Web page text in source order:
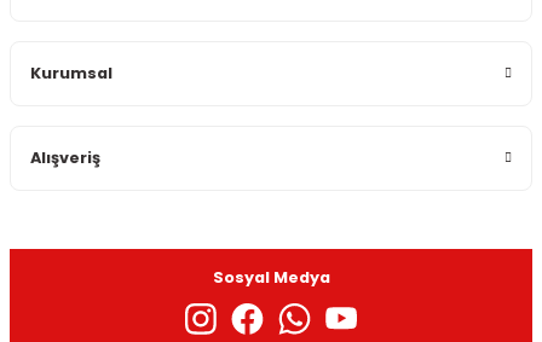
Kurumsal
Alışveriş
Sosyal Medya